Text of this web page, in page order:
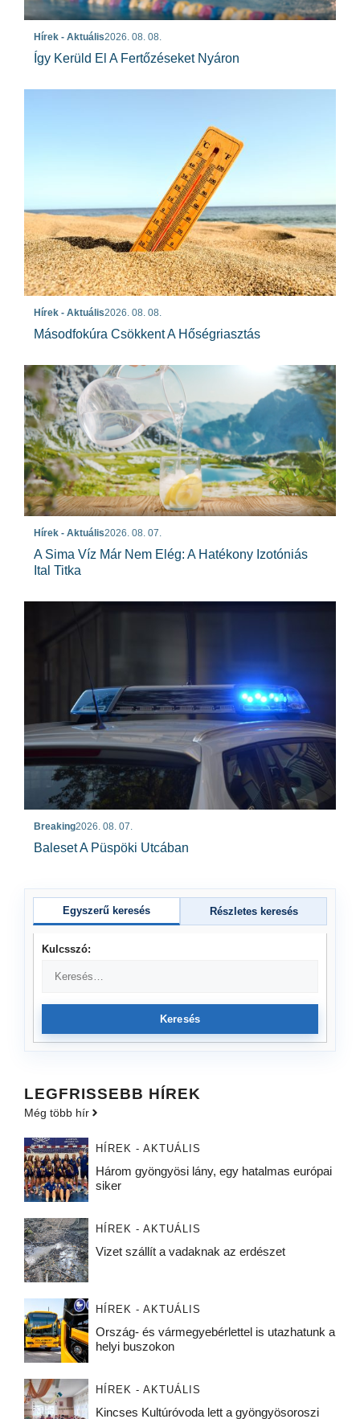
Hírek - Aktuális2026. 08. 08.
Így Kerüld El A Fertőzéseket Nyáron
Hírek - Aktuális2026. 08. 08.
Másodfokúra Csökkent A Hőségriasztás
Hírek - Aktuális2026. 08. 07.
A Sima Víz Már Nem Elég: A Hatékony Izotóniás
Ital Titka
Breaking2026. 08. 07.
Baleset A Püspöki Utcában
Egyszerű keresés Részletes keresés
Kulcsszó:
Keresés
LEGFRISSEBB HÍREK
Még több hír
HÍREK - AKTUÁLIS
Három gyöngyösi lány, egy hatalmas európai
siker
HÍREK - AKTUÁLIS
Vizet szállít a vadaknak az erdészet
HÍREK - AKTUÁLIS
Ország- és vármegyebérlettel is utazhatunk a
helyi buszokon
HÍREK - AKTUÁLIS
Kincses Kultúróvoda lett a gyöngyösoroszi